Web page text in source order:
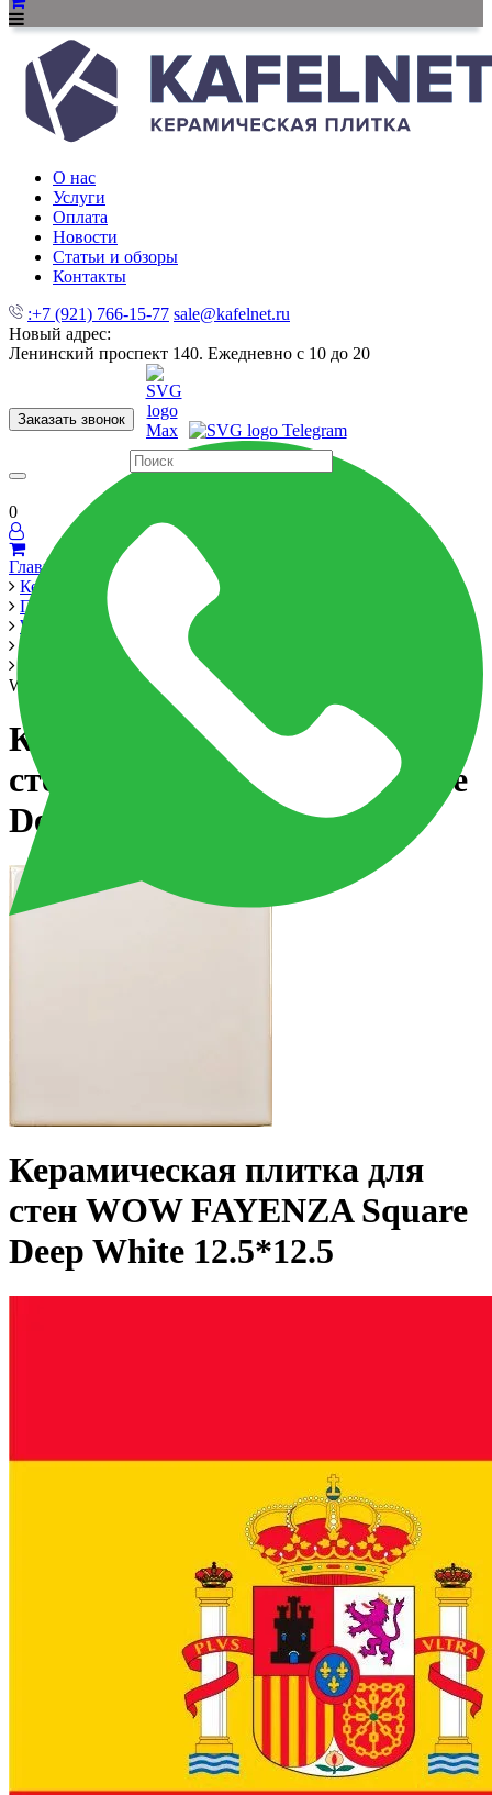
О нас
Услуги
Оплата
Новости
Статьи и обзоры
Контакты
:+7 (921) 766-15-77 sale@kafelnet.ru
Новый адрес:
Ленинский проспект 140. Ежедневно с 10 до 20
Заказать звонок
60x120 60x60 Для ванной Для кухни
0
Главная
Керамика
Производители
WOW
Керамическая плитка для стен WOW FAYENZA Square Deep
White 12.5*12.5
Керамическая плитка для
стен WOW FAYENZA Square
Deep White 12.5*12.5
Керамическая плитка для
стен WOW FAYENZA Square
Deep White 12.5*12.5